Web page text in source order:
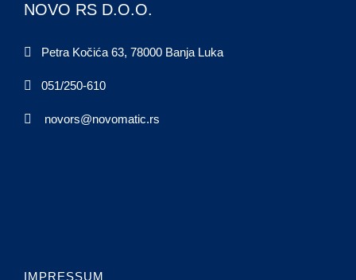
NOVO RS D.O.O.
Petra Kočića 63, 78000 Banja Luka
051/250-610
novors@novomatic.rs
IMPRESSUM